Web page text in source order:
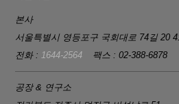
본사
서울특별시 영등포구 국회대로 74길 20
전화 :1644-2564 팩스 : 02-388-6878
공장 & 연구소